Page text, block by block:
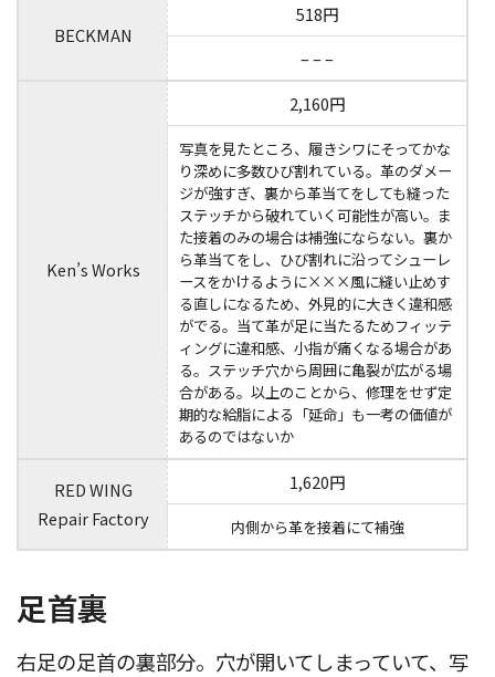
BECKMAN
518円
– – –
Ken’s Works
2,160円
写真を見たところ、履きシワにそってかな
り深めに多数ひび割れている。革のダメー
ジが強すぎ、裏から革当てをしても縫った
ステッチから破れていく可能性が高い。ま
た接着のみの場合は補強にならない。裏か
ら革当てをし、ひび割れに沿ってシューレ
ースをかけるように×××風に縫い止めす
る直しになるため、外見的に大きく違和感
がでる。当て革が足に当たるためフィッテ
ィングに違和感、小指が痛くなる場合があ
る。ステッチ穴から周囲に亀裂が広がる場
合がある。以上のことから、修理をせず定
期的な給脂による「延命」も一考の価値が
あるのではないか
RED WING
Repair Factory
1,620円
内側から革を接着にて補強
足首裏
右足の足首の裏部分。穴が開いてしまっていて、写